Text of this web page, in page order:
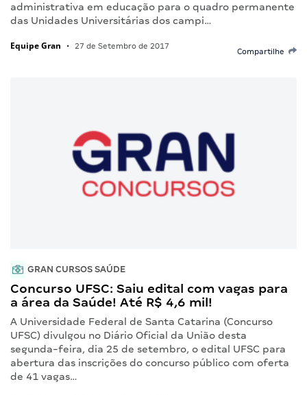
administrativa em educação para o quadro permanente
das Unidades Universitárias dos campi…
Equipe Gran • 27 de Setembro de 2017
Compartilhe
GRAN CURSOS SAÚDE
Concurso UFSC: Saiu edital com vagas para
a área da Saúde! Até R$ 4,6 mil!
A Universidade Federal de Santa Catarina (Concurso
UFSC) divulgou no Diário Oficial da União desta
segunda-feira, dia 25 de setembro, o edital UFSC para
abertura das inscrições do concurso público com oferta
de 41 vagas…